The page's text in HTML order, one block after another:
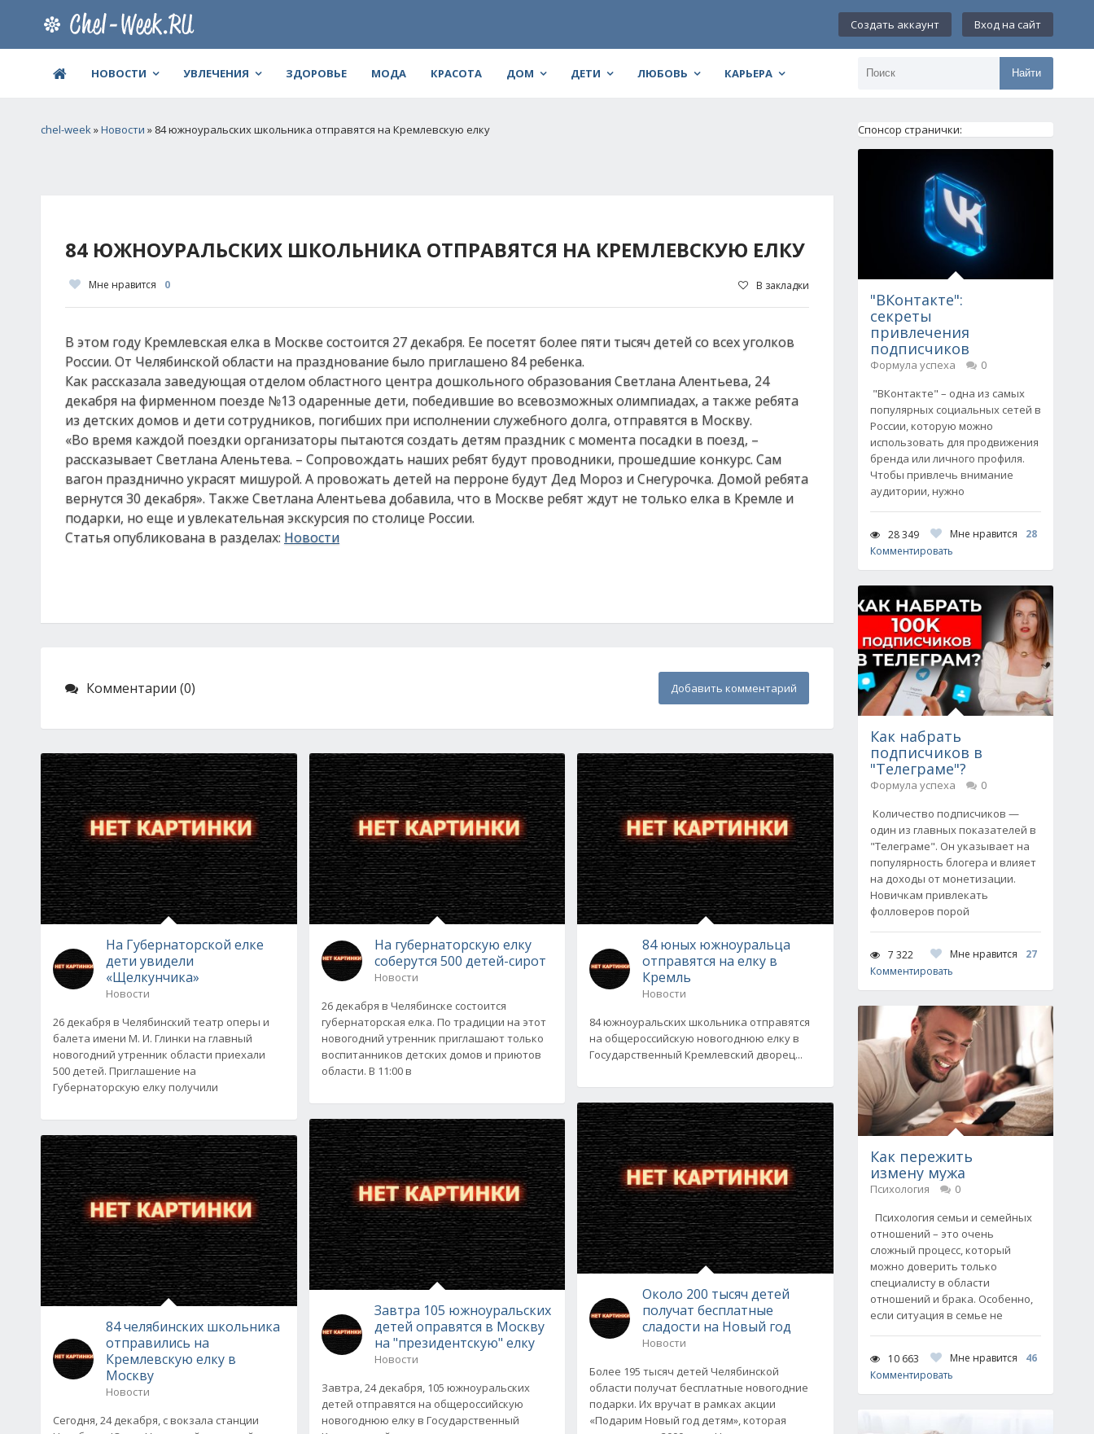
Создать аккаунт Вход на сайт
НОВОСТИ УВЛЕЧЕНИЯ ЗДОРОВЬЕ МОДА КРАСОТА ДОМ ДЕТИ ЛЮБОВЬ КАРЬЕРА Найти
chel-week»Новости » 84 южноуральских школьника отправятся на Кремлевскую елку
84 ЮЖНОУРАЛЬСКИХ ШКОЛЬНИКА ОТПРАВЯТСЯ НА КРЕМЛЕВСКУЮ ЕЛКУ
Мне нравится 0 В закладки
В этом году Кремлевская елка в Москве состоится 27 декабря. Ее посетят более пяти тысяч детей со всех уголков
России. От Челябинской области на празднование было приглашено 84 ребенка.
Как рассказала заведующая отделом областного центра дошкольного образования Светлана Алентьева, 24
декабря на фирменном поезде №13 одаренные дети, победившие во всевозможных олимпиадах, а также ребята
из детских домов и дети сотрудников, погибших при исполнении служебного долга, отправятся в Москву.
«Во время каждой поездки организаторы пытаются создать детям праздник с момента посадки в поезд, –
рассказывает Светлана Аленьтева. – Сопровождать наших ребят будут проводники, прошедшие конкурс. Сам
вагон празднично украсят мишурой. А провожать детей на перроне будут Дед Мороз и Снегурочка. Домой ребята
вернутся 30 декабря». Также Светлана Алентьева добавила, что в Москве ребят ждут не только елка в Кремле и
подарки, но еще и увлекательная экскурсия по столице России.
Статья опубликована в разделах: Новости
Комментарии (0) Добавить комментарий
На Губернаторской елке
дети увидели
«Щелкунчика»
Новости
26 декабря в Челябинский театр оперы и
балета имени М. И. Глинки на главный
новогодний утренник области приехали
500 детей. Приглашение на
Губернаторскую елку получили
84 челябинских школьника
отправились на
Кремлевскую елку в
Москву
Новости
Сегодня, 24 декабря, с вокзала станции
На губернаторскую елку
соберутся 500 детей-сирот
Новости
26 декабря в Челябинске состоится
губернаторская елка. По традиции на этот
новогодний утренник приглашают только
воспитанников детских домов и приютов
области. В 11:00 в
Завтра 105 южноуральских
детей оправятся в Москву
на "президентскую" елку
Новости
Завтра, 24 декабря, 105 южноуральских
детей отправятся на общероссийскую
новогоднюю елку в Государственный
84 юных южноуральца
отправятся на елку в
Кремль
Новости
84 южноуральских школьника отправятся
на общероссийскую новогоднюю елку в
Государственный Кремлевский дворец...
Около 200 тысяч детей
получат бесплатные
сладости на Новый год
Новости
Более 195 тысяч детей Челябинской
области получат бесплатные новогодние
подарки. Их вручат в рамках акции
«Подарим Новый год детям», которая
Спонсор странички:
"ВКонтакте":
секреты
привлечения
подписчиков
Формула успеха
0
"ВКонтакте" – одна из самых
популярных социальных сетей в
России, которую можно
использовать для продвижения
бренда или личного профиля.
Чтобы привлечь внимание
аудитории, нужно
28 349 Мне нравится
28
Комментировать
Как набрать
подписчиков в
"Телеграме"?
Формула успеха
0
Количество подписчиков —
один из главных показателей в
"Телеграме". Он указывает на
популярность блогера и влияет
на доходы от монетизации.
Новичкам привлекать
фолловеров порой
7 322 Мне нравится
27
Комментировать
Как пережить
измену мужа
Психология
0
Психология семьи и семейных
отношений – это очень
сложный процесс, который
можно доверить только
специалисту в области
отношений и брака. Особенно,
если ситуация в семье не
10 663 Мне нравится
46
Комментировать